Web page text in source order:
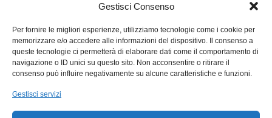
Gestisci Consenso
Per fornire le migliori esperienze, utilizziamo tecnologie come i cookie per
memorizzare e/o accedere alle informazioni del dispositivo. Il consenso a
queste tecnologie ci permetterà di elaborare dati come il comportamento di
navigazione o ID unici su questo sito. Non acconsentire o ritirare il
consenso può influire negativamente su alcune caratteristiche e funzioni.
Gestisci servizi